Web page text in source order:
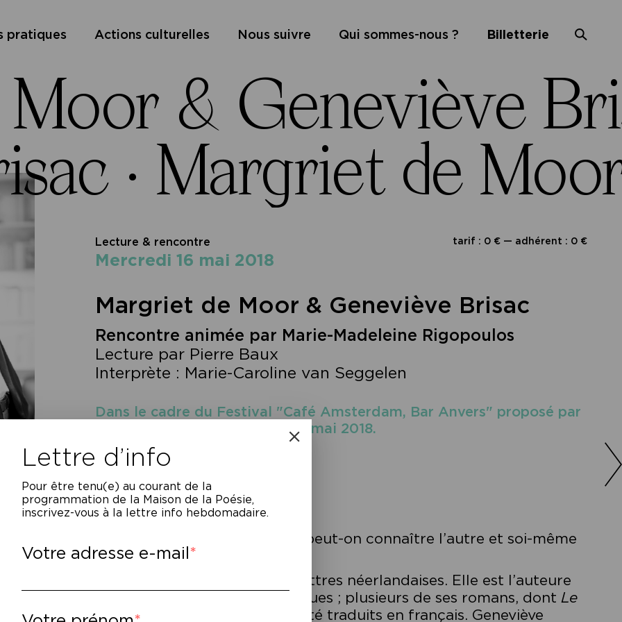
pratiques Actions culturelles Nous suivre Qui sommes-nous ? Billetterie
& Geneviève
· Margriet de
tarif : 0 € — adhérent : 0 €
Lecture & rencontre
mercredi 16 mai 2018
Margriet de Moor & Geneviève Brisac
Rencontre animée par Marie-Madeleine Rigopoulos
Lecture par Pierre Baux
Interprète : Marie-Caroline van Seggelen
Dans le cadre du Festival "Café Amsterdam, Bar Anvers" proposé par
les Phares du Nord du 15 au 17 mai 2018.
vivre, comment aimer ? Comment peut-on connaître l’autre et soi-même
connaître son passé ?
de Moor est une grande dame des lettres néerlandaises. Elle est l’auteure
œuvre considérable traduite en 24 langues ; plusieurs de ses romans, dontLe
(1995) ouDuc d’Égypte
(1999), ont été traduits en français. Geneviève
Lettre d’info
Pour être tenu(e) au courant de la
programmation de la Maison de la Poésie,
inscrivez-vous à la lettre info hebdomadaire.
Votre adresse e-mail